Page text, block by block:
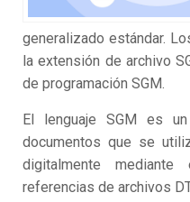
generalizado estándar.
la extensión de archivo
de programación SGM.
El lenguaje SGM es
documentos que se
digitalmente mediante
referencias de archivos